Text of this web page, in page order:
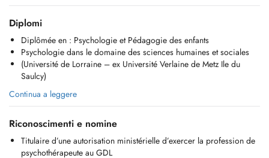
Je propose des consultations individuelles pour adultes, enfants,
adolescents et thérapie de couple, sur rendez-vous. La consultation
psychothérapeutique sera remboursée par la CNS.
Je vous apporte de même un soutien et des solutions dans des conflits
interpersonnels au travers de médiation entre parents et enfants ou
pour des couples séparés ou divorcés (droit de visite des enfants,
pension alimentaire).
ATTENTION! Pour tout demande d'information, notre cabinet est
joignable par téléphone de 9h à 12h, du lundi au vendredi : +352 621
968 940
Diplomi
Diplômée en : Psychologie et Pédagogie des enfants
Psychologie dans le domaine des sciences humaines et sociales
(Université de Lorraine – ex Université Verlaine de Metz Ile du
Saulcy)
Continua a leggere
Riconoscimenti e nomine
Titulaire d’une autorisation ministérielle d’exercer la profession de
psychothérapeute au GDL